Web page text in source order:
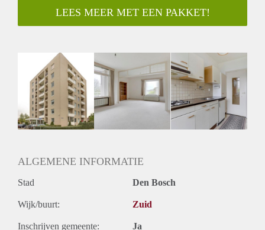
Garantiestelling mogelijk: Ja
Borg: 1 Maand
Huisdieren toegestaan: Afhankelijk van de Eigenaar
Huurtoeslag grens: Nee
Geschikt voor studenten: Afhankelijk van de Eigenaar
LEES MEER MET EEN PAKKET!
ALGEMENE INFORMATIE
Stad Den Bosch
Wijk/buurt: Zuid
Inschrijven gemeente: Ja